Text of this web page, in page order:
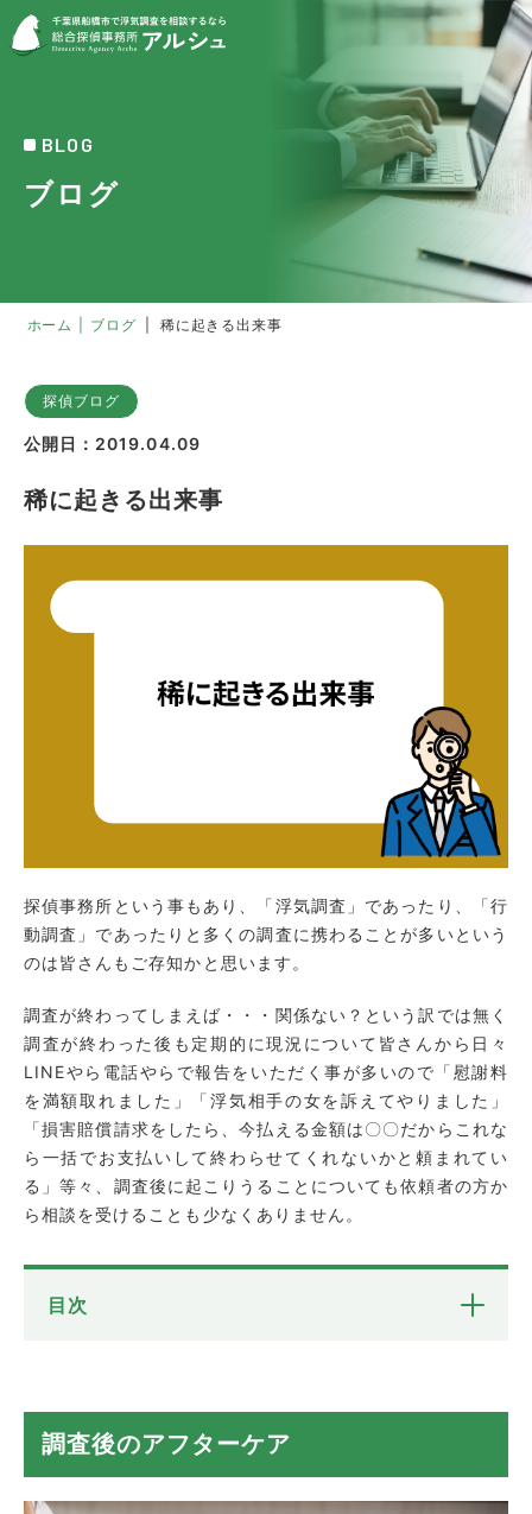
BLOG
ブログ
ホーム ブログ 稀に起きる出来事
探偵ブログ
公開日：2019.04.09
稀に起きる出来事
探偵事務所という事もあり、「浮気調査」であったり、「行
動調査」であったりと多くの調査に携わることが多いという
のは皆さんもご存知かと思います。
調査が終わってしまえば・・・関係ない？という訳では無く
調査が終わった後も定期的に現況について皆さんから日々
LINEやら電話やらで報告をいただく事が多いので「慰謝料
を満額取れました」「浮気相手の女を訴えてやりました」
「損害賠償請求をしたら、今払える金額は〇〇だからこれな
ら一括でお支払いして終わらせてくれないかと頼まれてい
る」等々、調査後に起こりうることについても依頼者の方か
ら相談を受けることも少なくありません。
目次
春もお試し調査プラン継続中！
迅速調査対応地域
調査後のアフターケア